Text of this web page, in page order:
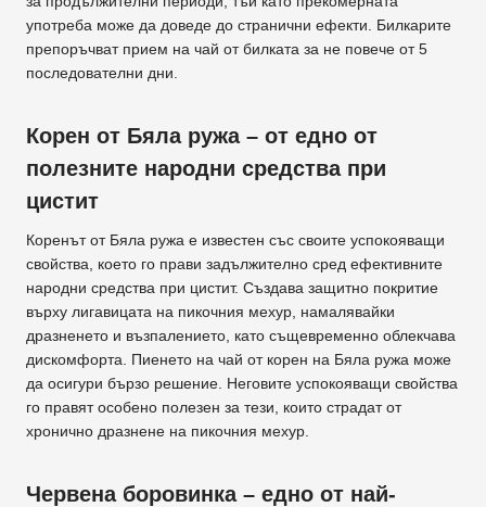
употреба може да доведе до странични ефекти. Билкарите
препоръчват прием на чай от билката за не повече от 5
последователни дни.
Корен от Бяла ружа – от едно от
полезните народни средства при
цистит
Коренът от Бяла ружа е известен със своите успокояващи
свойства, което го прави задължително сред ефективните
народни средства при цистит. Създава защитно покритие
върху лигавицата на пикочния мехур, намалявайки
дразненето и възпалението, като същевременно облекчава
дискомфорта. Пиенето на чай от корен на Бяла ружа може
да осигури бързо решение. Неговите успокояващи свойства
го правят особено полезен за тези, които страдат от
хронично дразнене на пикочния мехур.
Червена боровинка – едно от най-